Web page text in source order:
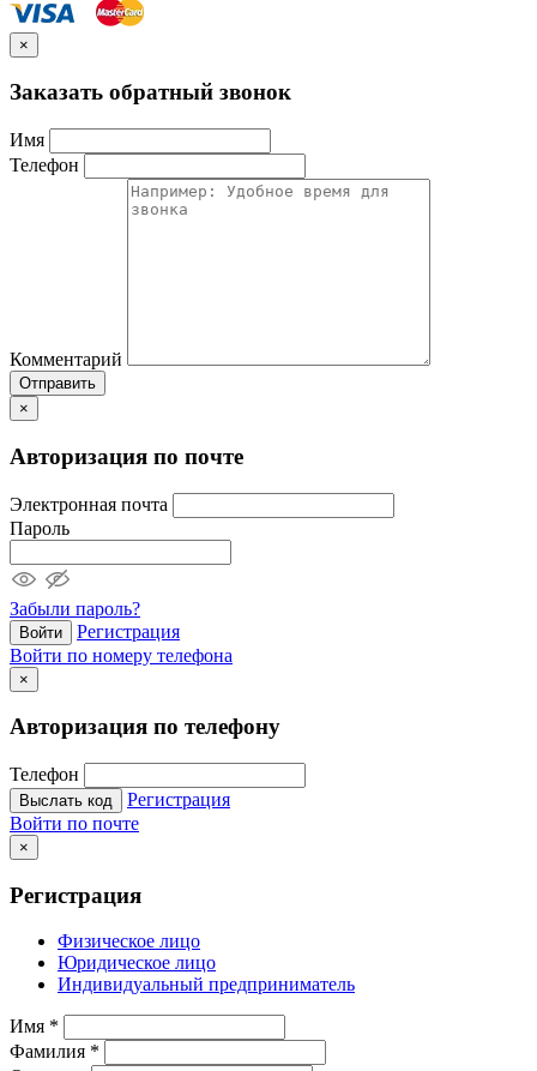
×
Заказать обратный звонок
Имя
Телефон
Комментарий
Отправить
×
Авторизация по почте
Электронная почта
Пароль
Забыли пароль?
Войти
Регистрация
Войти по номеру телефона
×
Авторизация по телефону
Телефон
Выслать код
Регистрация
Войти по почте
×
Регистрация
Физическое лицо
Юридическое лицо
Индивидуальный предприниматель
Имя *
Фамилия *